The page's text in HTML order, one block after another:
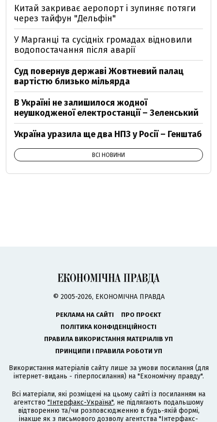
Китай закриває аеропорт і зупиняє потяги
через тайфун "Дельфін"
У Марганці та сусідніх громадах відновили
водопостачання після аварії
Суд повернув державі Жовтневий палац
вартістю близько мільярда
В Україні не залишилося жодної
неушкодженої електростанції – Зеленський
Україна уразила ще два НПЗ у Росії – Генштаб
ВСІ НОВИНИ
© 2005-2026, ЕКОНОМІЧНА ПРАВДА
РЕКЛАМА НА САЙТІ
ПРО ПРОЄКТ
ПОЛІТИКА КОНФІДЕНЦІЙНОСТІ
ПРАВИЛА ВИКОРИСТАННЯ МАТЕРІАЛІВ УП
ПРИНЦИПИ І ПРАВИЛА РОБОТИ УП
Використання матеріалів сайту лише за умови посилання (для
інтернет-видань - гіперпосилання) на "Економічну правду".
Всі матеріали, які розміщені на цьому сайті із посиланням на
агентство "Інтерфакс-Україна", не підлягають подальшому
відтворенню та/чи розповсюдженню в будь-якій формі,
інакше як з письмового дозволу агентства "Інтерфакс-